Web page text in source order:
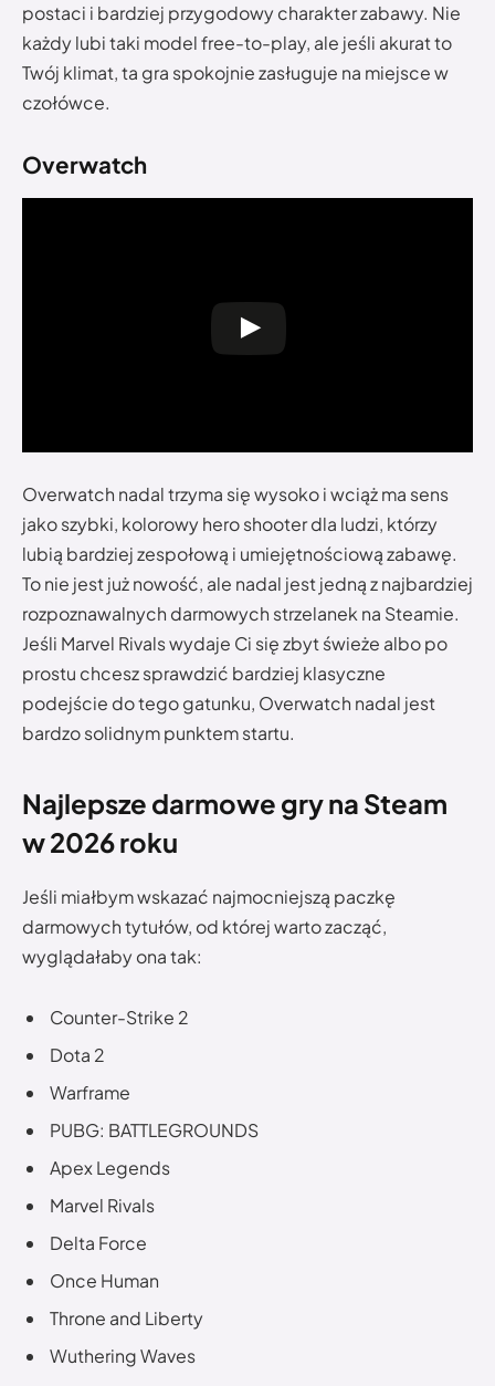
postaci i bardziej przygodowy charakter zabawy. Nie
każdy lubi taki model free-to-play, ale jeśli akurat to
Twój klimat, ta gra spokojnie zasługuje na miejsce w
czołówce.
Overwatch
Overwatch nadal trzyma się wysoko i wciąż ma sens
jako szybki, kolorowy hero shooter dla ludzi, którzy
lubią bardziej zespołową i umiejętnościową zabawę.
To nie jest już nowość, ale nadal jest jedną z najbardziej
rozpoznawalnych darmowych strzelanek na Steamie.
Jeśli Marvel Rivals wydaje Ci się zbyt świeże albo po
prostu chcesz sprawdzić bardziej klasyczne
podejście do tego gatunku, Overwatch nadal jest
bardzo solidnym punktem startu.
Najlepsze darmowe gry na Steam
w 2026 roku
Jeśli miałbym wskazać najmocniejszą paczkę
darmowych tytułów, od której warto zacząć,
wyglądałaby ona tak:
Counter-Strike 2
Dota 2
Warframe
PUBG: BATTLEGROUNDS
Apex Legends
Marvel Rivals
Delta Force
Once Human
Throne and Liberty
Wuthering Waves